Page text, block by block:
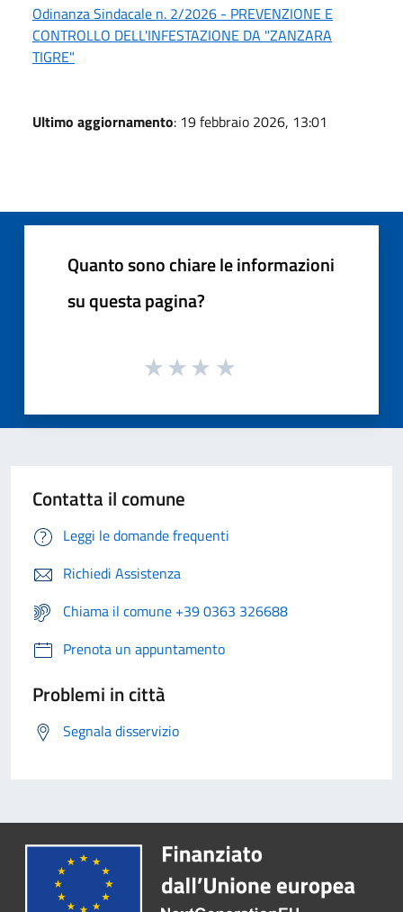
Odinanza Sindacale n. 2/2026 - PREVENZIONE E
CONTROLLO DELL'INFESTAZIONE DA "ZANZARA
TIGRE"
Ultimo aggiornamento: 19 febbraio 2026, 13:01
Quanto sono chiare le informazioni
su questa pagina?
Contatta il comune
Leggi le domande frequenti
Richiedi Assistenza
Chiama il comune +39 0363 326688
Prenota un appuntamento
Problemi in città
Segnala disservizio